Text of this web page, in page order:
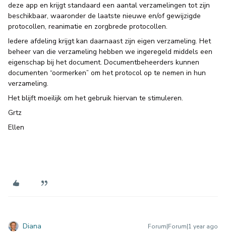
deze app en krijgt standaard een aantal verzamelingen tot zijn
beschikbaar, waaronder de laatste nieuwe en/of gewijzigde
protocollen, reanimatie en zorgbrede protocollen.
Iedere afdeling krijgt kan daarnaast zijn eigen verzameling. Het
beheer van die verzameling hebben we ingeregeld middels een
eigenschap bij het document. Documentbeheerders kunnen
documenten “oormerken” om het protocol op te nemen in hun
verzameling.
Het blijft moeilijk om het gebruik hiervan te stimuleren.
Grtz
Ellen
Diana Forum|Forum|1 year ago